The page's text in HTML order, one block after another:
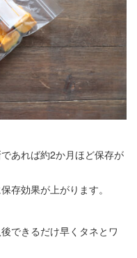
あれば約2か月ほど保存が
存効果が上がります。
できるだけ早くタネとワ